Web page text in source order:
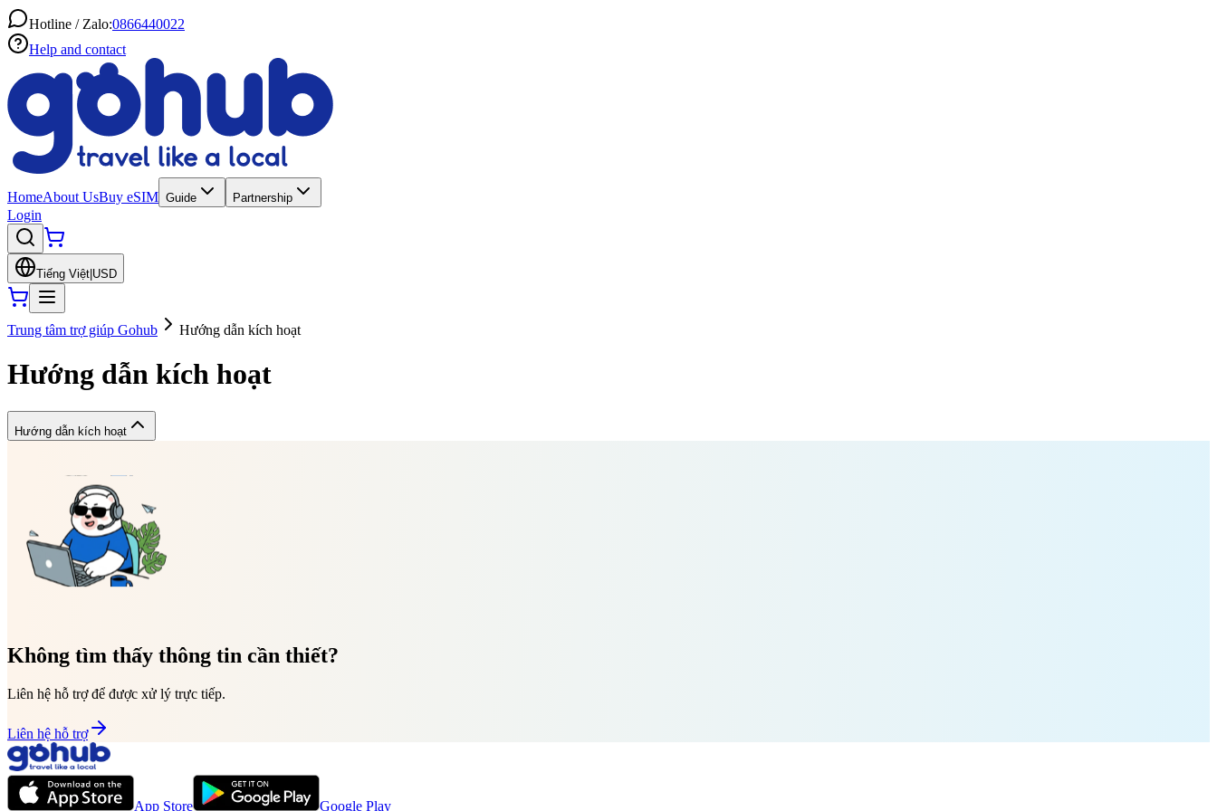
Hotline / Zalo:0866440022
Help and contact
HomeAbout UsBuy eSIM Guide Partnership
Login
Tiếng Việt USD
Trung tâm trợ giúp Gohub Hướng dẫn kích hoạt
Hướng dẫn kích hoạt
Hướng dẫn kích hoạt
Không tìm thấy thông tin cần thiết?
Liên hệ hỗ trợ để được xử lý trực tiếp.
Liên hệ hỗ trợ
App Store Google Play